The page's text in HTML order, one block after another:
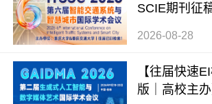
SCIE期刊征
2026-08-28
【往届快速
版｜高校主